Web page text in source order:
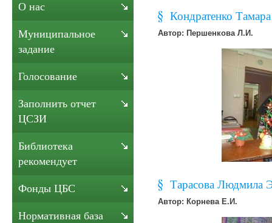
Кондратенко
Автор: Першенкова Л.И.
Тарасова Людмила
Автор: Корнева Е.И.
О нас
Муниципальное
задание
Голосование
Заполнить отчет
ЦСЗИ
Библиотека
рекомендует
Фонды ЦБС
Нормативная база